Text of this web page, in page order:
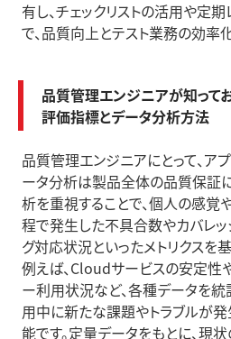
有し、チェックリストの活用や定
で、品質向上とテスト業務の効率
品質管理エンジニアが知って
評価指標とデータ分析方法
品質管理エンジニアにとって、ア
ータ分析は製品全体の品質保証
析を重視することで、個人の感覚
程で発生した不具合数やカバレッ
グ対応状況といったメトリクスを
例えば、Cloudサービスの安定性
ー利用状況など、各種データを統
用中に新たな課題やトラブルが
能です。定量データをもとに、現